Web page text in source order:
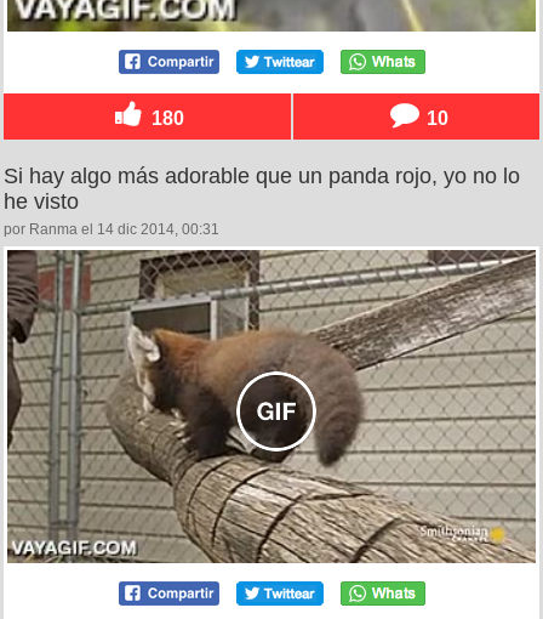
180 10
Si hay algo más adorable que un panda rojo, yo no lo
he visto
por Ranma el 14 dic 2014, 00:31